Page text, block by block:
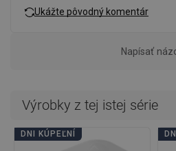
Ukážte pôvodný komentár
Napísať
Výrobky z tej istej série
DNI KÚPEĽNÍ